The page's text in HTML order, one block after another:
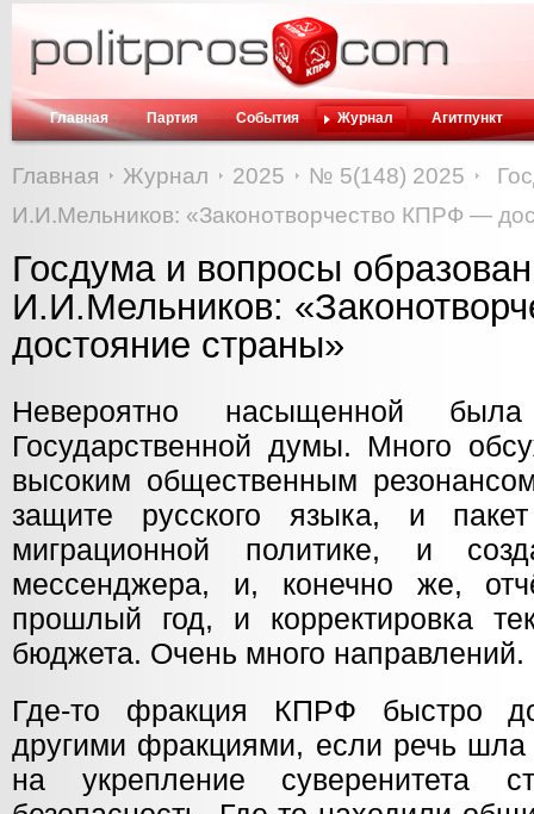
Главная Партия События Журнал Агитпункт
Главная Журнал 2025 № 5(148) 2025
И.И.Мельников: «Законотворчество КПРФ —
Госдума и вопросы
И.И.Мельников:
достояние страны»
Невероятно насыщенной
Государственной думы. Много
высоким общественным
защите русского языка, и
миграционной политике, и
мессенджера, и, конечно же,
прошлый год, и корректировка
бюджета. Очень много направлений.
Где-то фракция КПРФ быстро
другими фракциями, если речь
на укрепление суверенитета